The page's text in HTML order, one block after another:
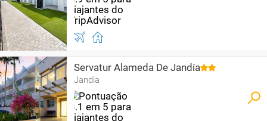
Servatur Alameda De Jandía
Jandia